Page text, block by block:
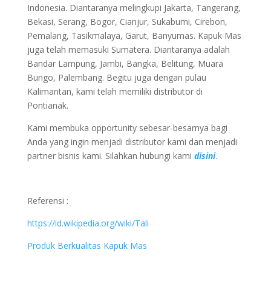
Indonesia. Diantaranya melingkupi Jakarta, Tangerang,
Bekasi, Serang, Bogor, Cianjur, Sukabumi, Cirebon,
Pemalang, Tasikmalaya, Garut, Banyumas. Kapuk Mas
juga telah memasuki Sumatera. Diantaranya adalah
Bandar Lampung, Jambi, Bangka, Belitung, Muara
Bungo, Palembang. Begitu juga dengan pulau
Kalimantan, kami telah memiliki distributor di
Pontianak.
Kami membuka opportunity sebesar-besarnya bagi
Anda yang ingin menjadi distributor kami dan menjadi
partner bisnis kami. Silahkan hubungi kami disini.
Referensi :
https://id.wikipedia.org/wiki/Tali
Produk Berkualitas Kapuk Mas